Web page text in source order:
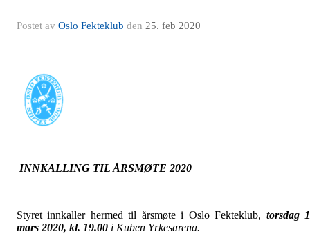
Postet av Oslo Fekteklub den 25. feb 2020
INNKALLING TIL ÅRSMØTE 2020
Styret innkaller hermed til årsmøte i Oslo Fekteklub, torsdag
mars 2020, kl. 19.00 i Kuben Yrkesarena.